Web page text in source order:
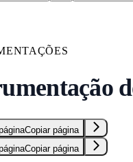
Copiar página
Copiar página